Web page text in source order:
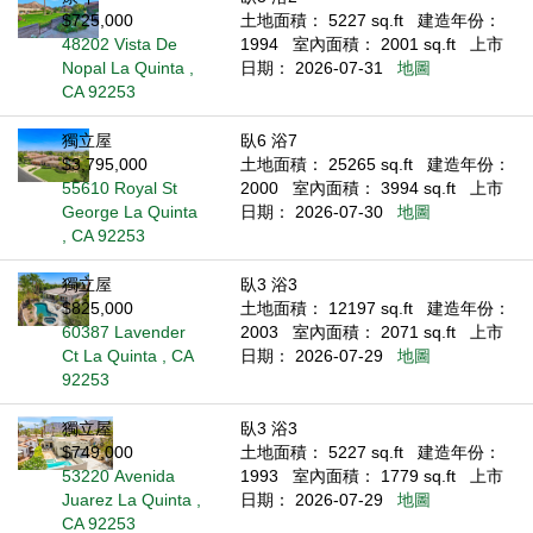
$725,000
48202 Vista De
Nopal La Quinta ,
CA 92253
土地面積： 5227 sq.ft
建造年份：
1994
室內面積： 2001 sq.ft
上市
日期： 2026-07-31
地圖
獨立屋
$3,795,000
55610 Royal St
George La Quinta
, CA 92253
臥6 浴7
土地面積： 25265 sq.ft
建造年份：
2000
室內面積： 3994 sq.ft
上市
日期： 2026-07-30
地圖
獨立屋
$825,000
60387 Lavender
Ct La Quinta , CA
92253
臥3 浴3
土地面積： 12197 sq.ft
建造年份：
2003
室內面積： 2071 sq.ft
上市
日期： 2026-07-29
地圖
獨立屋
$749,000
53220 Avenida
Juarez La Quinta ,
CA 92253
臥3 浴3
土地面積： 5227 sq.ft
建造年份：
1993
室內面積： 1779 sq.ft
上市
日期： 2026-07-29
地圖